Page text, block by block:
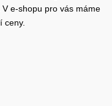
e-shopu pro vás máme
ceny.